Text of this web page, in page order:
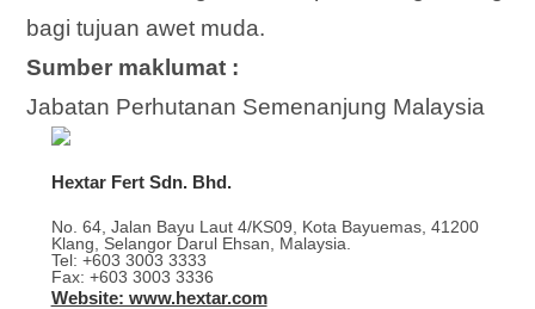
bagi tujuan awet muda.
Sumber maklumat :
Jabatan Perhutanan Semenanjung Malaysia
Hextar Fert Sdn. Bhd.
No. 64, Jalan Bayu Laut 4/KS09, Kota Bayuemas, 41200
Klang, Selangor Darul Ehsan, Malaysia.
Tel: +603 3003 3333
Fax: +603 3003 3336
Website: www.hextar.com